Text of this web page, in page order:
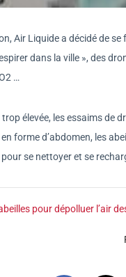
Air Liquide a décidé de
dans la ville », des
…
élevée, les essaims de
forme d’abdomen, les
se nettoyer et se
pour dépolluer l’air